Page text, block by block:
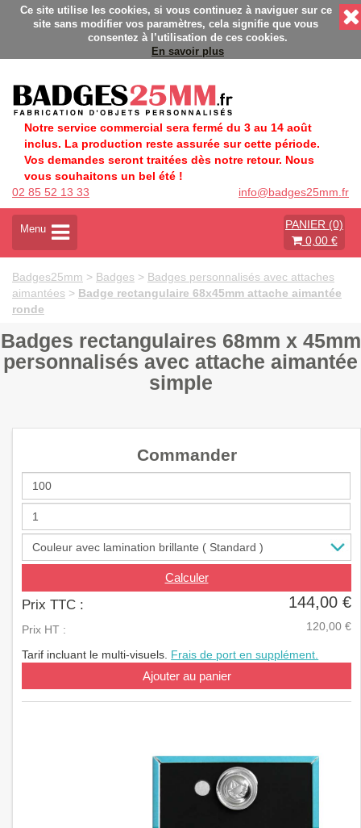
Fabrication Française éco-responsable - Délais rapides - Sans
Ce site utilise les cookies, si vous continuez à naviguer sur ce
site sans modifier vos paramètres, cela signifie que vous
consentez à l’utilisation de ces cookies.
En savoir plus
Notre service commercial sera fermé du 3 au 14 août
inclus. La production reste assurée sur cette période.
Vos demandes seront traitées dès notre retour. Nous
vous souhaitons un bel été !
02 85 52 13 33
info@badges25mm.fr
A
t
v
e
r
a
n
a
o
Menu
PANIER (0)
0,00 €
Badges25mm > Badges > Badges personnalisés avec attaches
aimantées > Badge rectangulaire 68x45mm attache aimantée
ronde
Badges rectangulaires 68mm x 45mm
personnalisés avec attache aimantée
simple
Commander
Calculer
Prix TTC : 144,00 €
Prix HT : 120,00 €
Tarif incluant le multi-visuels. Frais de port en supplément.
Ajouter au panier